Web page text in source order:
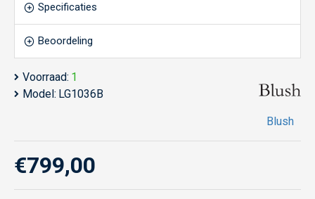
Specificaties
Beoordeling
Voorraad: 1
Model: LG1036B
Blush
€799,00